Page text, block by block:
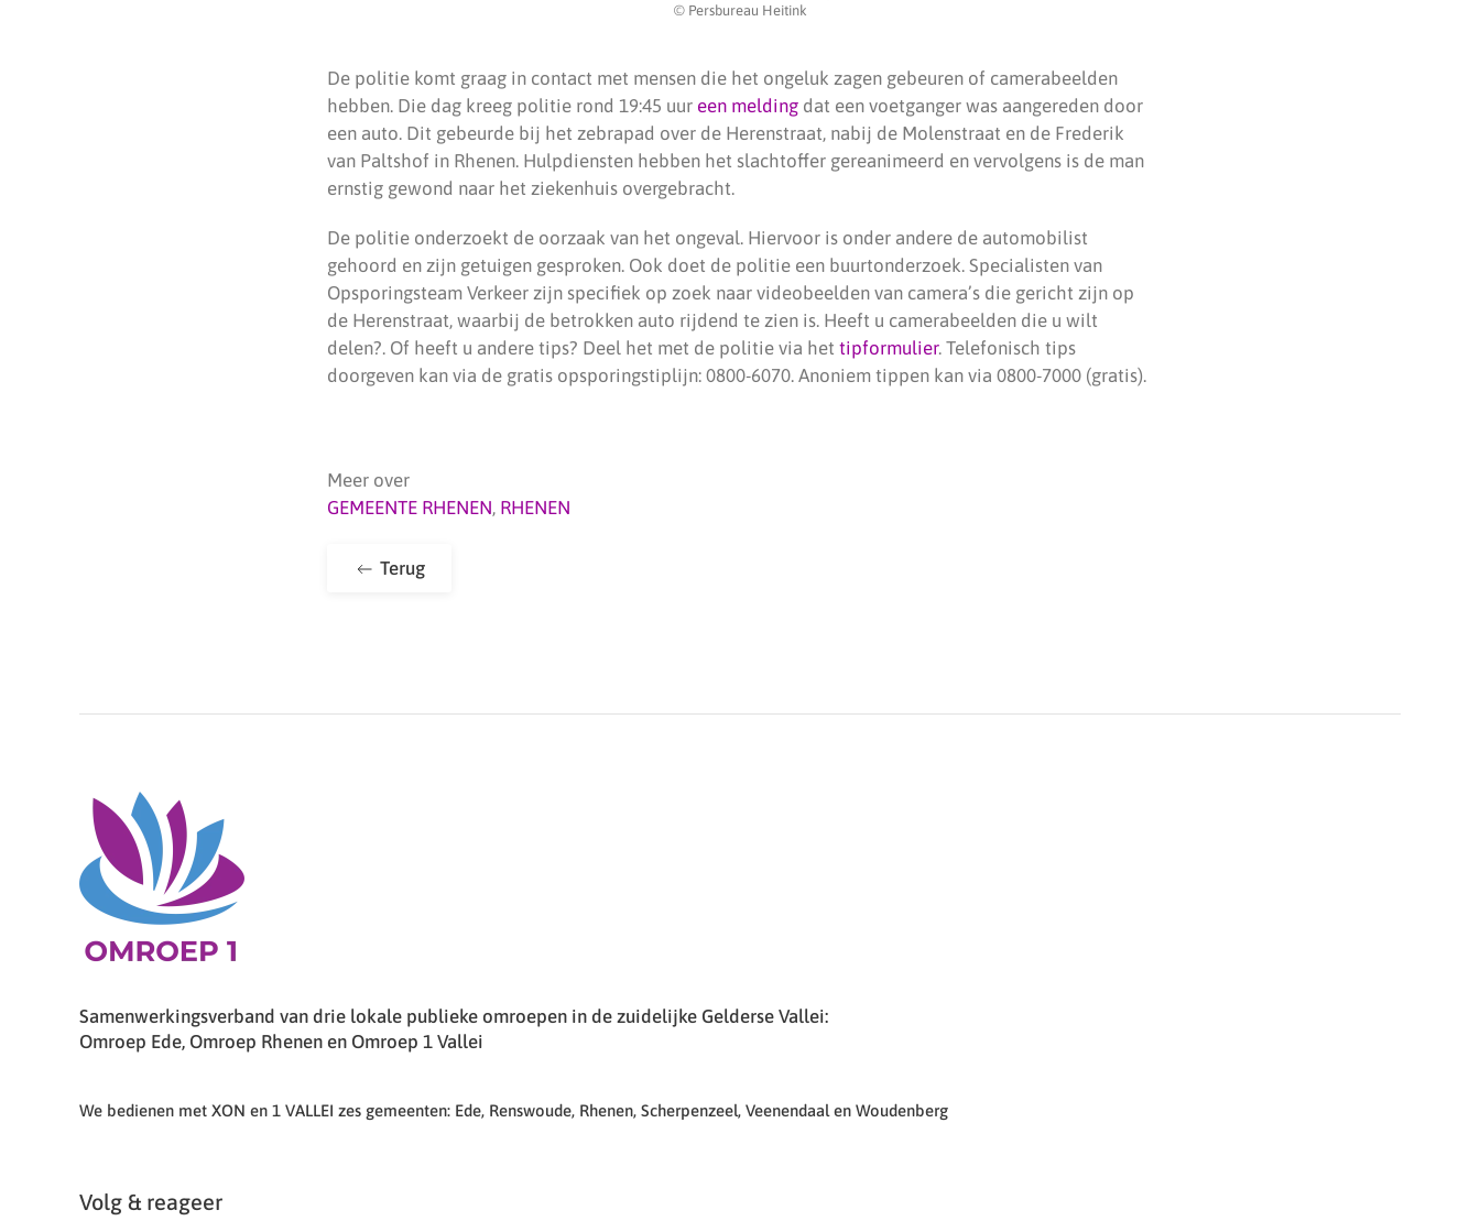
© Persbureau Heitink
De politie komt graag in contact met mensen die het ongeluk zagen gebeuren of camerabeelden
hebben. Die dag kreeg politie rond 19:45 uur een melding dat een voetganger was aangereden door
een auto. Dit gebeurde bij het zebrapad over de Herenstraat, nabij de Molenstraat en de Frederik
van Paltshof in Rhenen. Hulpdiensten hebben het slachtoffer gereanimeerd en vervolgens is de man
ernstig gewond naar het ziekenhuis overgebracht.
De politie onderzoekt de oorzaak van het ongeval. Hiervoor is onder andere de automobilist
gehoord en zijn getuigen gesproken. Ook doet de politie een buurtonderzoek. Specialisten van
Opsporingsteam Verkeer zijn specifiek op zoek naar videobeelden van camera’s die gericht zijn op
de Herenstraat, waarbij de betrokken auto rijdend te zien is. Heeft u camerabeelden die u wilt
delen?. Of heeft u andere tips? Deel het met de politie via het tipformulier. Telefonisch tips
doorgeven kan via de gratis opsporingstiplijn: 0800-6070. Anoniem tippen kan via 0800-7000 (gratis).
Meer over
GEMEENTE RHENEN, RHENEN
Terug
Samenwerkingsverband van drie lokale publieke omroepen in de zuidelijke Gelderse Vallei:
Omroep Ede, Omroep Rhenen en Omroep 1 Vallei
We bedienen met XON en 1 VALLEI zes gemeenten: Ede, Renswoude, Rhenen, Scherpenzeel, Veenendaal en Woudenberg
Volg & reageer